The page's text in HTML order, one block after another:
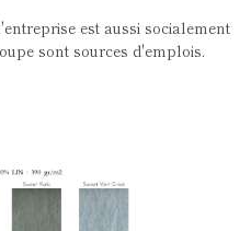
est aussi socialement
sont sources d'emplois.